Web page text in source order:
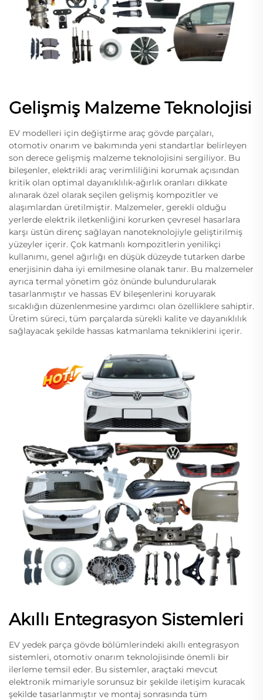
Gelişmiş Malzeme Teknolojisi
EV modelleri için değiştirme araç gövde parçaları,
otomotiv onarım ve bakımında yeni standartlar belirleyen
son derece gelişmiş malzeme teknolojisini sergiliyor. Bu
bileşenler, elektrikli araç verimliliğini korumak açısından
kritik olan optimal dayanıklılık-ağırlık oranları dikkate
alınarak özel olarak seçilen gelişmiş kompozitler ve
alaşımlardan üretilmiştir. Malzemeler, gerekli olduğu
yerlerde elektrik iletkenliğini korurken çevresel hasarlara
karşı üstün direnç sağlayan nanoteknolojiyle geliştirilmiş
yüzeyler içerir. Çok katmanlı kompozitlerin yenilikçi
kullanımı, genel ağırlığı en düşük düzeyde tutarken darbe
enerjisinin daha iyi emilmesine olanak tanır. Bu malzemeler
ayrıca termal yönetim göz önünde bulundurularak
tasarlanmıştır ve hassas EV bileşenlerini koruyarak
sıcaklığın düzenlenmesine yardımcı olan özelliklere sahiptir.
Üretim süreci, tüm parçalarda sürekli kalite ve dayanıklılık
sağlayacak şekilde hassas katmanlama tekniklerini içerir.
Akıllı Entegrasyon Sistemleri
EV yedek parça gövde bölümlerindeki akıllı entegrasyon
sistemleri, otomotiv onarım teknolojisinde önemli bir
ilerleme temsil eder. Bu sistemler, araçtaki mevcut
elektronik mimariyle sorunsuz bir şekilde iletişim kuracak
şekilde tasarlanmıştır ve montaj sonrasında tüm